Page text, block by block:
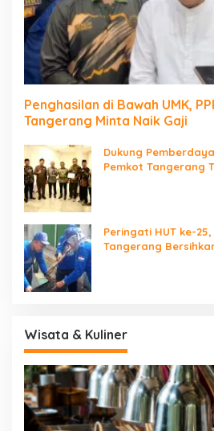
Penghasilan di Bawah UMK,
Tangerang Minta Naik Gaji
Dukung
Pemkot Tangerang
Peringati HUT ke-
Tangerang
Wisata & Kuliner